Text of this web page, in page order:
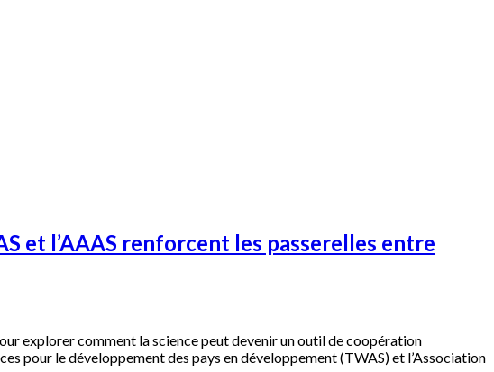
et l’AAAS renforcent les passerelles entre
explorer comment la science peut devenir un outil de coopération
pour le développement des pays en développement (TWAS) et l’Association